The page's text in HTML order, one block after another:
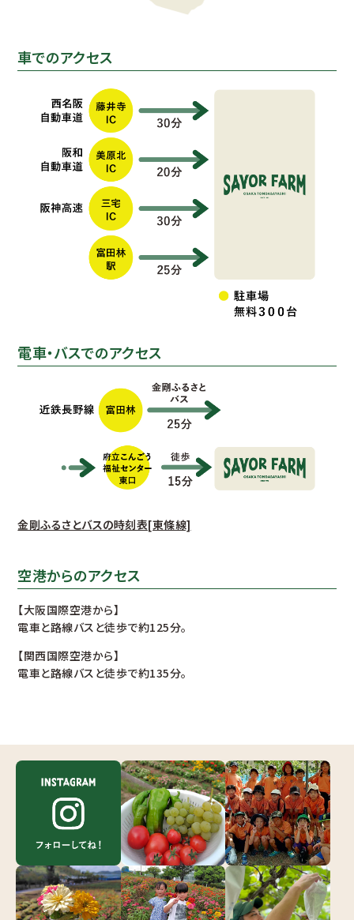
車でのアクセス
電車・バスでのアクセス
金剛ふるさとバスの時刻表[東條線]
空港からのアクセス
【大阪国際空港から】
電車と路線バスと徒歩で約125分。
【関西国際空港から】
電車と路線バスと徒歩で約135分。